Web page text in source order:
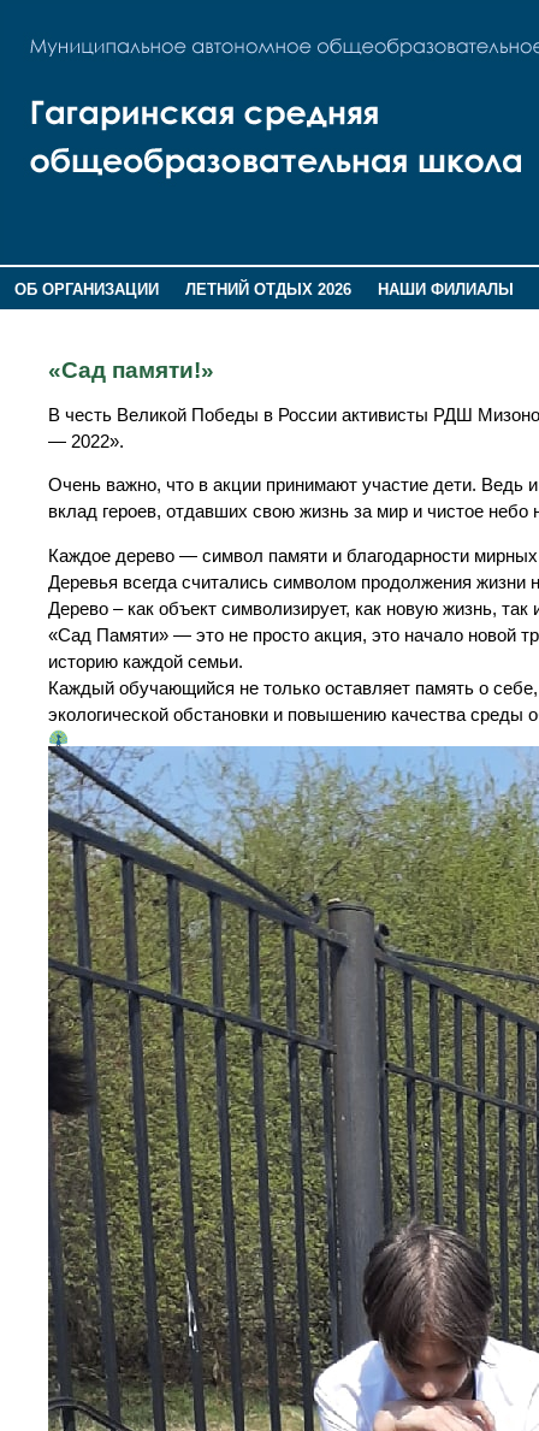
ОБ ОРГАНИЗАЦИИ ЛЕТНИЙ ОТДЫХ 2026
НАШИ ФИЛИАЛЫ
«Сад памяти!»
В честь Великой Победы в России активисты РДШ
— 2022».
Очень важно, что в акции принимают участие дети. Ведь
вклад героев, отдавших свою жизнь за мир и чистое небо
Каждое дерево — символ памяти и благодарности
Деревья всегда считались символом продолжения жизни
Дерево – как объект символизирует, как новую жизнь,
«Сад Памяти» — это не просто акция, это начало новой
историю каждой семьи.
Каждый обучающийся не только оставляет память о
экологической обстановки и повышению качества среды